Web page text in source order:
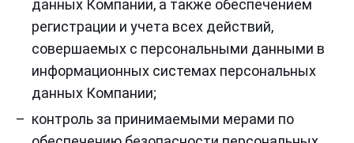
данных Компании, а также обеспечением
регистрации и учета всех действий,
совершаемых с персональными данными в
информационных системах персональных
данных Компании;
контроль за принимаемыми мерами по